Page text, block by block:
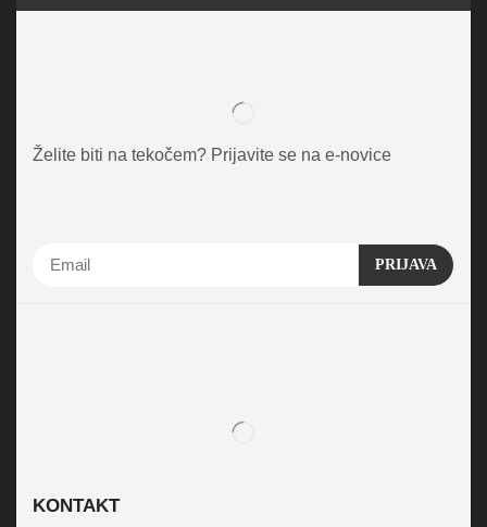
Želite biti na tekočem? Prijavite se na e-novice
KONTAKT